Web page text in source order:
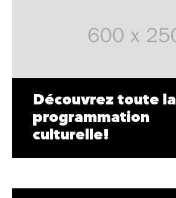
Découvrez toute la
programmation
culturelle!